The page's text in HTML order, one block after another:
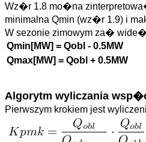
Wz�r 1.8 mo�na
minimalna Qmin (wz�r 1.9) i
W sezonie zimowym za�
Qmin[MW] = Qobl - 0.5MW
Qmax[MW] = Qobl + 0.5MW
Algorytm wyliczania
Pierwszym krokiem jest